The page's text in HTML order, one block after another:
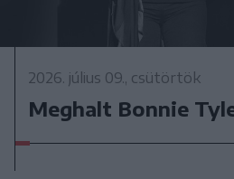
2026. július 09., csütörtök
Meghalt Bonnie